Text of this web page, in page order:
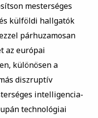
mesterséges
külföldi hallgatók
párhuzamosan
az európai
különösen a
diszruptív
intelligencia-
technológiai